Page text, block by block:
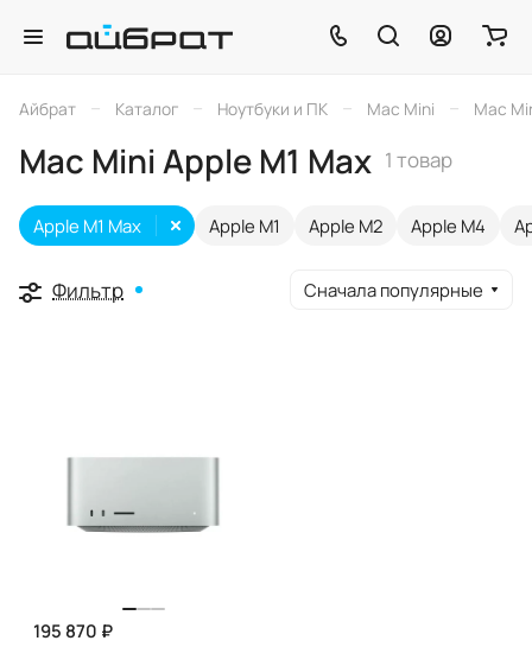
Айбрат – Каталог – Ноутбуки и ПК – Mac Mini – Mac
Mac Mini Apple M1 Max 1 товар
Apple M1
Apple M1 Max Apple M2 Apple M4
Фильтр Сначала популярные
195 870 ₽